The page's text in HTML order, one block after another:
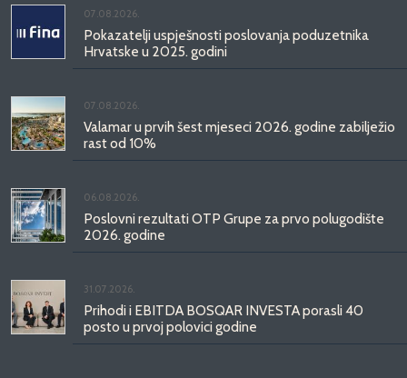
07.08.2026.
Pokazatelji uspješnosti poslovanja poduzetnika
Hrvatske u 2025. godini
07.08.2026.
Valamar u prvih šest mjeseci 2026. godine zabilježio
rast od 10%
06.08.2026.
Poslovni rezultati OTP Grupe za prvo polugodište
2026. godine
31.07.2026.
Prihodi i EBITDA BOSQAR INVESTA porasli 40
posto u prvoj polovici godine